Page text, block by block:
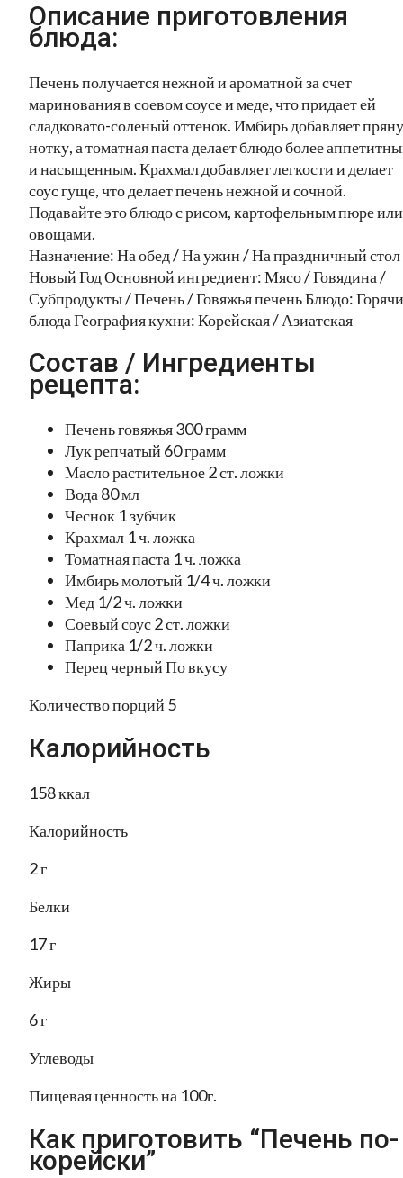
Описание приготовления
блюда:
Печень получается нежной и ароматной за счет
маринования в соевом соусе и меде, что придает ей
сладковато-соленый оттенок. Имбирь добавляет
нотку, а томатная паста делает блюдо более
и насыщенным. Крахмал добавляет легкости и делает
соус гуще, что делает печень нежной и сочной.
Подавайте это блюдо с рисом, картофельным пюре или
овощами.
Назначение: На обед / На ужин / На праздничный
Новый Год Основной ингредиент: Мясо / Говядина /
Субпродукты / Печень / Говяжья печень Блюдо:
блюда География кухни: Корейская / Азиатская
Состав / Ингредиенты
рецепта:
Печень говяжья 300 грамм
Лук репчатый 60 грамм
Масло растительное 2 ст. ложки
Вода 80 мл
Чеснок 1 зубчик
Крахмал 1 ч. ложка
Томатная паста 1 ч. ложка
Имбирь молотый 1/4 ч. ложки
Мед 1/2 ч. ложки
Соевый соус 2 ст. ложки
Паприка 1/2 ч. ложки
Перец черный По вкусу
Количество порций 5
Калорийность
158 ккал
Калорийность
2 г
Белки
17 г
Жиры
6 г
Углеводы
Пищевая ценность на 100г.
Как приготовить “Печень по-
корейски”